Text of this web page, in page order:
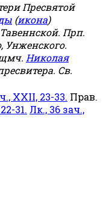
Пресвятой
(икона)
Прп.
Унженского.
Николая
Св.
XXII, 23-33. Прав.
31. Лк., 36 зач.,